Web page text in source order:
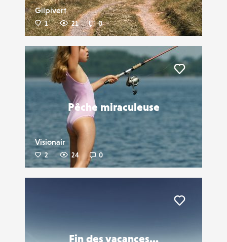
Gilpivert
1 21 0
Pêche miraculeuse
Visionair
2 24 0
Liker
Fin des vacances...